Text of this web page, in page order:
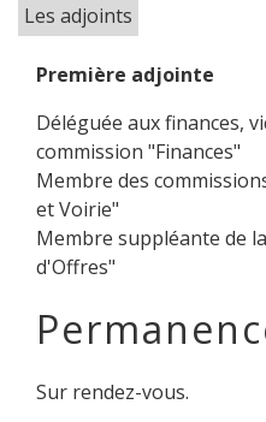
Les adjoints
Première adjointe
Déléguée aux finances,
commission "Finances"
Membre des
et Voirie"
Membre suppléante de
d'Offres"
Sur rendez-vous.